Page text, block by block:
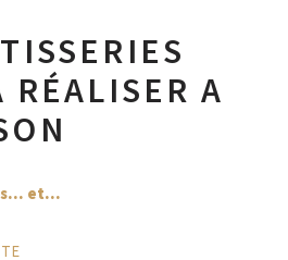
RÉALISER A
et...